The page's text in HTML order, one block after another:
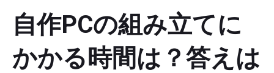
自作PCの組み立てに
かかる時間は？答えは